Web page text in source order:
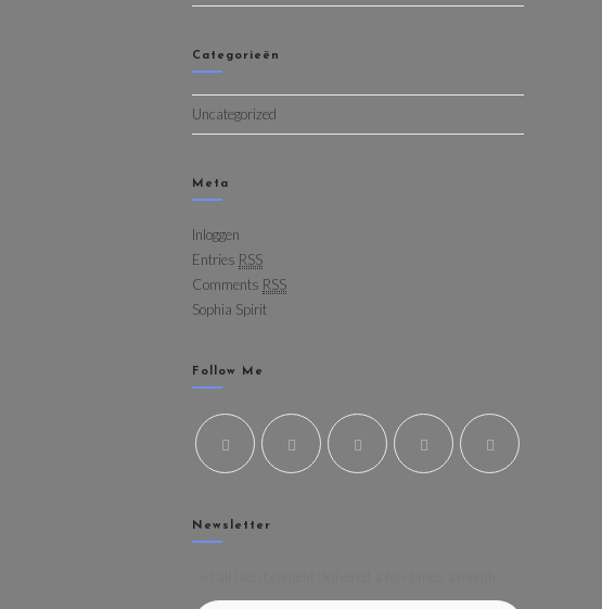
Categorieën
Uncategorized
Meta
Inloggen
Entries RSS
Comments RSS
Sophia Spirit
Follow Me
Newsletter